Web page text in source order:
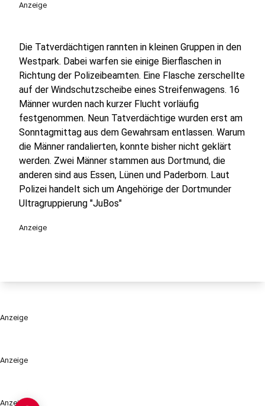
Anzeige
Anzeige
Anzeige
Die Tatverdächtigen rannten in kleinen Gruppen in den
Westpark. Dabei warfen sie einige Bierflaschen in
Richtung der Polizeibeamten. Eine Flasche zerschellte
auf der Windschutzscheibe eines Streifenwagens. 16
Männer wurden nach kurzer Flucht vorläufig
festgenommen. Neun Tatverdächtige wurden erst am
Sonntagmittag aus dem Gewahrsam entlassen. Warum
die Männer randalierten, konnte bisher nicht geklärt
werden. Zwei Männer stammen aus Dortmund, die
anderen sind aus Essen, Lünen und Paderborn. Laut
Polizei handelt sich um Angehörige der Dortmunder
Ultragruppierung "JuBos"
Anzeige
Anzeige